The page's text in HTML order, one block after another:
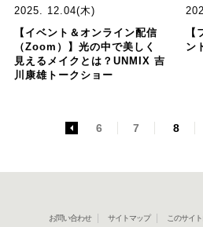
2025. 12.04(木)
【イベント＆オンライン配信
（Zoom）】光の中で美しく
見えるメイクとは？UNMIX 吉
川康雄トークショー
ン
6 7 8
お問い合わせ サイトマップ このサイ